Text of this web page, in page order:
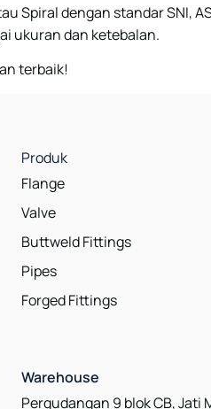
Spiral dengan standar SNI,
ukuran dan ketebalan.
terbaik!
Produk
Flange
Valve
Buttweld Fittings
Pipes
Forged Fittings
Warehouse
Pergudangan 9 blok CB, Jati